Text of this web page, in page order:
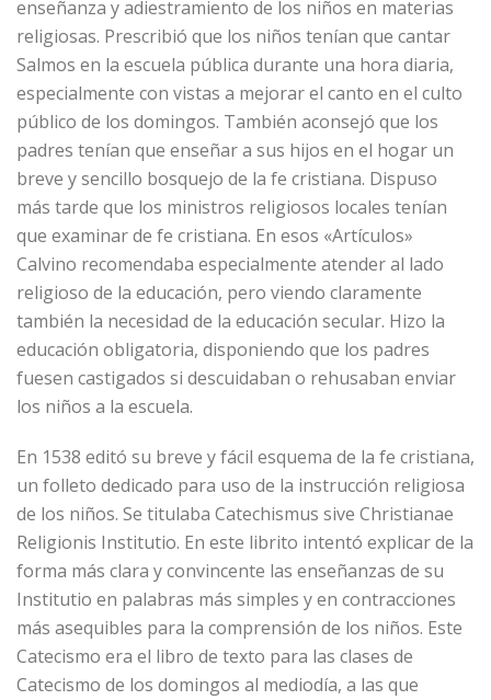
enseñanza y adiestramiento de los niños en materias
religiosas. Prescribió que los niños tenían que cantar
Salmos en la escuela pública durante una hora diaria,
especialmente con vistas a mejorar el canto en el culto
público de los domingos. También aconsejó que los
padres tenían que enseñar a sus hijos en el hogar un
breve y sencillo bosquejo de la fe cristiana. Dispuso
más tarde que los ministros religiosos locales tenían
que examinar de fe cristiana. En esos «Artículos»
Calvino recomendaba especialmente atender al lado
religioso de la educación, pero viendo claramente
también la necesidad de la educación secular. Hizo la
educación obligatoria, disponiendo que los padres
fuesen castigados si descuidaban o rehusaban enviar
los niños a la escuela.
En 1538 editó su breve y fácil esquema de la fe cristiana,
un folleto dedicado para uso de la instrucción religiosa
de los niños. Se titulaba Catechismus sive Christianae
Religionis Institutio. En este librito intentó explicar de la
forma más clara y convincente las enseñanzas de su
Institutio en palabras más simples y en contracciones
más asequibles para la comprensión de los niños. Este
Catecismo era el libro de texto para las clases de
Catecismo de los domingos al mediodía, a las que